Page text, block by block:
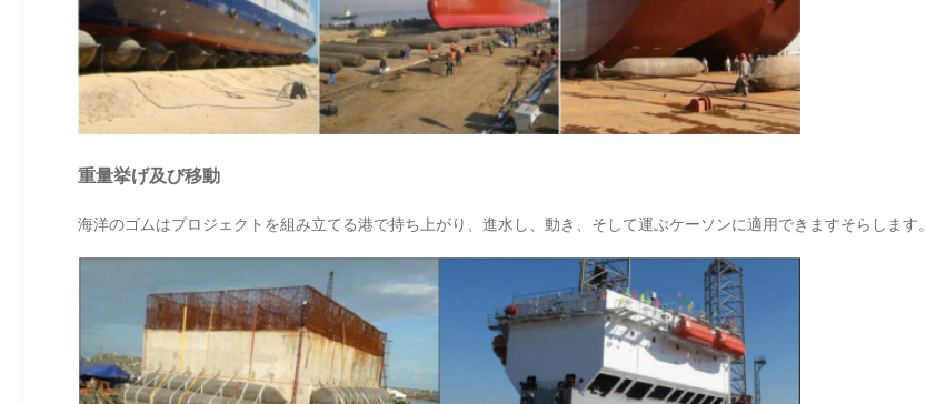
重量挙げ及び移動
海洋のゴムはプロジェクトを組み立てる港で持ち上がり、進水し、動き、そして運ぶケーソンに適用できますそらします。